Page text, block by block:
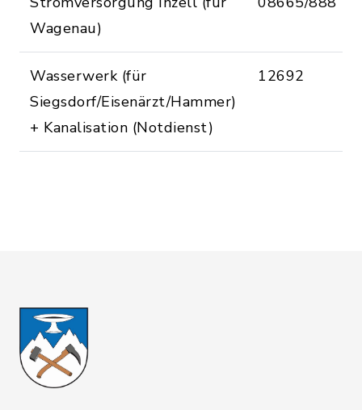
Wagenau)
Wasserwerk (für
Siegsdorf/Eisenärzt/Hammer)
+ Kanalisation (Notdienst)
12692